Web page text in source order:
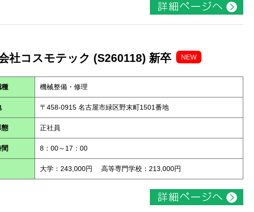
社コスモテック (S260118) 新卒 NEW
種 機械整備・修理
〒458-0915 名古屋市緑区野末町1501番地
態 正社員
8：00～17：00
大学：243,000円 高等専門学校：213,000円